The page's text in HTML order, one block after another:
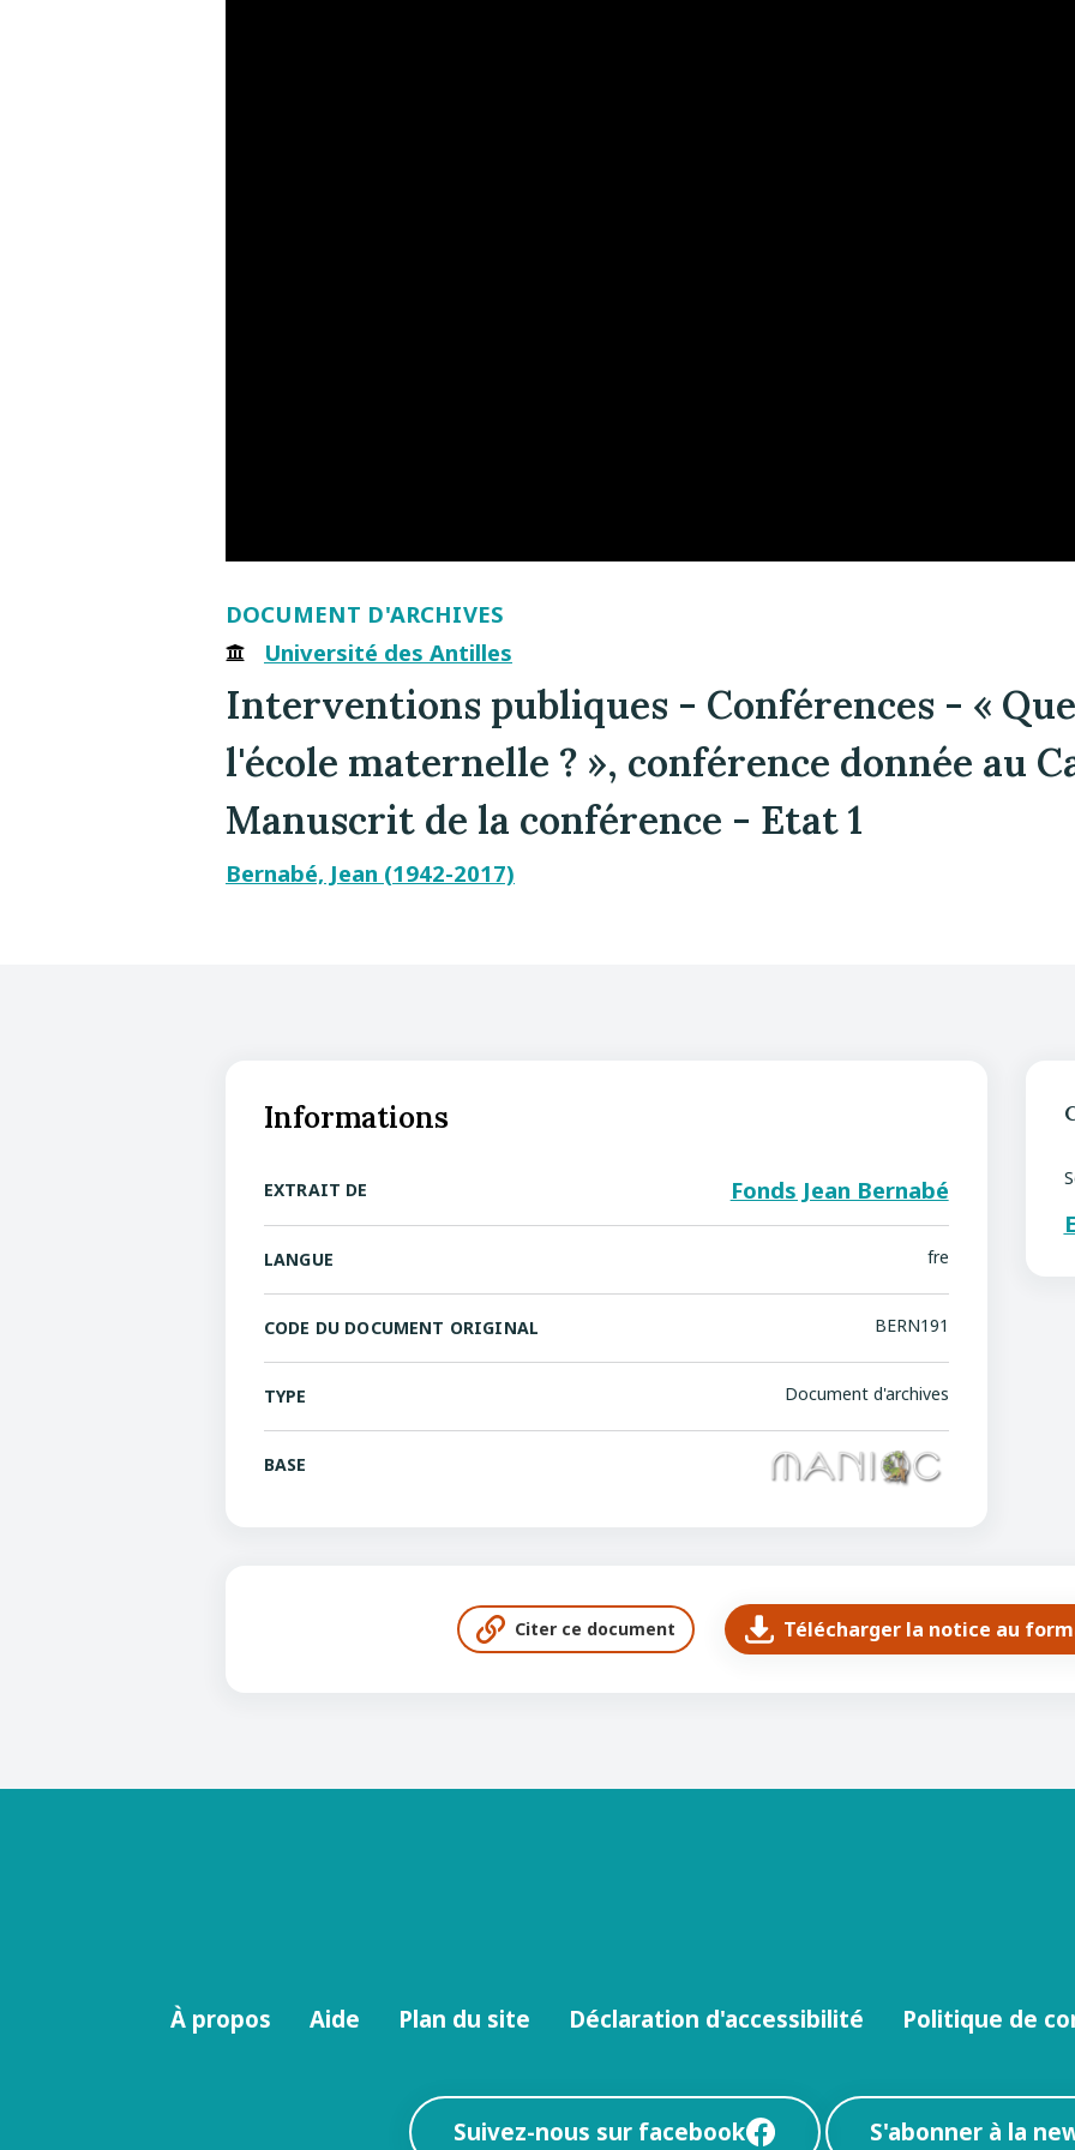
DOCUMENT D'ARCHIVES
Université des Antilles
Interventions publiques - Conférences - «
l'école maternelle ? », conférence donnée au
Manuscrit de la conférence - Etat 1
Bernabé, Jean (1942-2017)
Informations
EXTRAIT DE Fonds Jean Bernabé
LANGUE fre
CODE DU DOCUMENT ORIGINAL BERN191
TYPE Document d'archives
BASE
Citer ce document Télécharger la notice au
MenuÀ propos Aide Plan du site Déclaration d'accessibilité Politique de
Suivez-nous sur facebook S'abonner à la